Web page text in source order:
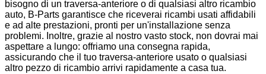
bisogno di un traversa-anteriore o di qualsiasi altro ricambio
auto, B-Parts garantisce che riceverai ricambi usati affidabili
e ad alte prestazioni, pronti per un'installazione senza
problemi. Inoltre, grazie al nostro vasto stock, non dovrai mai
aspettare a lungo: offriamo una consegna rapida,
assicurando che il tuo traversa-anteriore usato o qualsiasi
altro pezzo di ricambio arrivi rapidamente a casa tua.